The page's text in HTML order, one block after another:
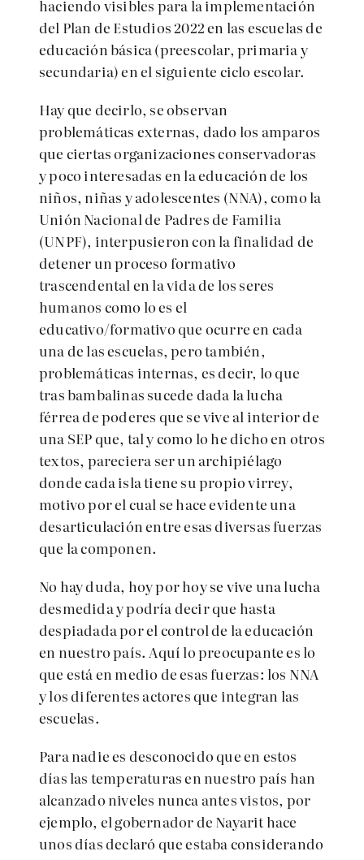
haciendo visibles para la implementación
del Plan de Estudios 2022 en las escuelas de
educación básica (preescolar, primaria y
secundaria) en el siguiente ciclo escolar.
Hay que decirlo, se observan
problemáticas externas, dado los amparos
que ciertas organizaciones conservadoras
y poco interesadas en la educación de los
niños, niñas y adolescentes (NNA), como la
Unión Nacional de Padres de Familia
(UNPF), interpusieron con la finalidad de
detener un proceso formativo
trascendental en la vida de los seres
humanos como lo es el
educativo/formativo que ocurre en cada
una de las escuelas, pero también,
problemáticas internas, es decir, lo que
tras bambalinas sucede dada la lucha
férrea de poderes que se vive al interior de
una SEP que, tal y como lo he dicho en otros
textos, pareciera ser un archipiélago
donde cada isla tiene su propio virrey,
motivo por el cual se hace evidente una
desarticulación entre esas diversas fuerzas
que la componen.
No hay duda, hoy por hoy se vive una lucha
desmedida y podría decir que hasta
despiadada por el control de la educación
en nuestro país. Aquí lo preocupante es lo
que está en medio de esas fuerzas: los NNA
y los diferentes actores que integran las
escuelas.
Para nadie es desconocido que en estos
días las temperaturas en nuestro país han
alcanzado niveles nunca antes vistos, por
ejemplo, el gobernador de Nayarit hace
unos días declaró que estaba considerando